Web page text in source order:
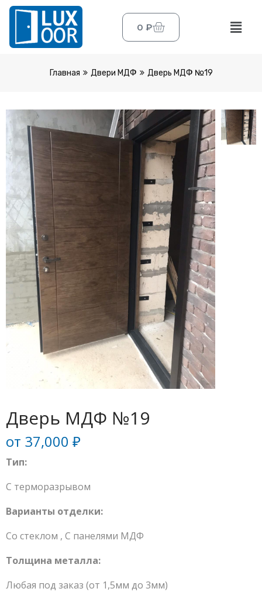
0 ₽
Главная Двери МДФ Дверь МДФ №19
Дверь МДФ №19
от 37,000 ₽
Тип:
С терморазрывом
Варианты отделки:
Со стеклом , С панелями МДФ
Толщина металла:
Любая под заказ (от 1,5мм до 3мм)